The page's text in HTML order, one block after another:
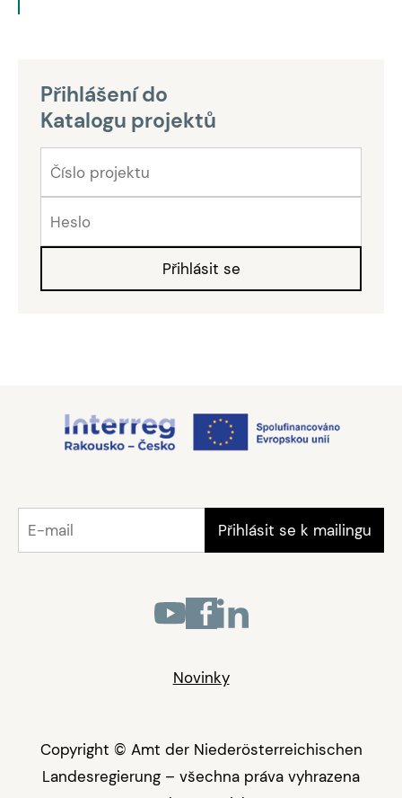
Přihlášení do
Katalogu projektů
Novinky
Copyright © Amt der Niederösterreichischen
Landesregierung – všechna práva vyhrazena